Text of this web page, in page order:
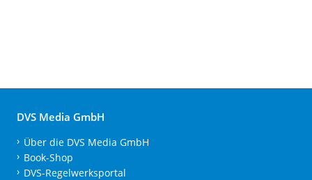
DVS Media GmbH
Über die DVS Media GmbH
Book-Shop
DVS-Regelwerksportal